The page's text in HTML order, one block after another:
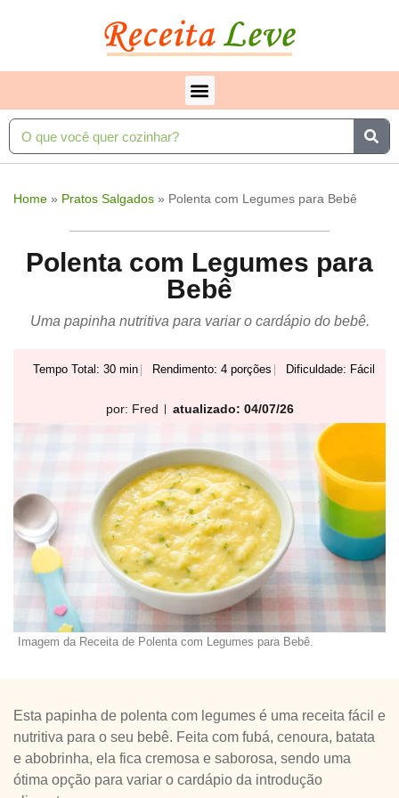
Home » Pratos Salgados » Polenta com Legumes para Bebê
Polenta com Legumes para
Bebê
Uma papinha nutritiva para variar o cardápio do bebê.
Tempo Total: 30 min Rendimento: 4 porções Dificuldade: Fácil
por: Fred atualizado: 04/07/26
Imagem da Receita de Polenta com Legumes para Bebê.
Esta papinha de polenta com legumes é uma receita fácil e
nutritiva para o seu bebê. Feita com fubá, cenoura, batata
e abobrinha, ela fica cremosa e saborosa, sendo uma
ótima opção para variar o cardápio da introdução